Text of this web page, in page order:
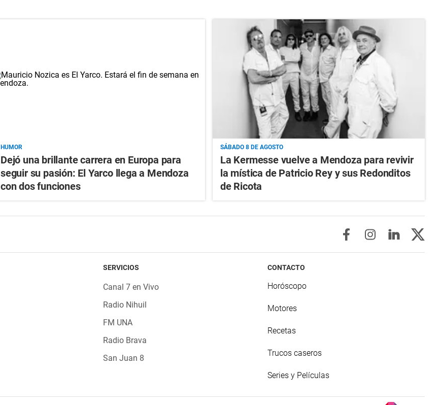
HUMOR
Dejó una brillante carrera en Europa para
seguir su pasión: El Yarco llega a Mendoza
con dos funciones
SÁBADO 8 DE AGOSTO
La Kermesse vuelve a Mendoza para revivir
la mística de Patricio Rey y sus Redonditos
de Ricota
SERVICIOS
Canal 7 en Vivo
Radio Nihuil
FM UNA
Radio Brava
San Juan 8
CONTACTO
Horóscopo
Motores
Recetas
Trucos caseros
Series y Películas